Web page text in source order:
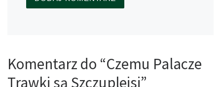
Komentarz do “Czemu Palacze
Trawki są Szczuplejsi”